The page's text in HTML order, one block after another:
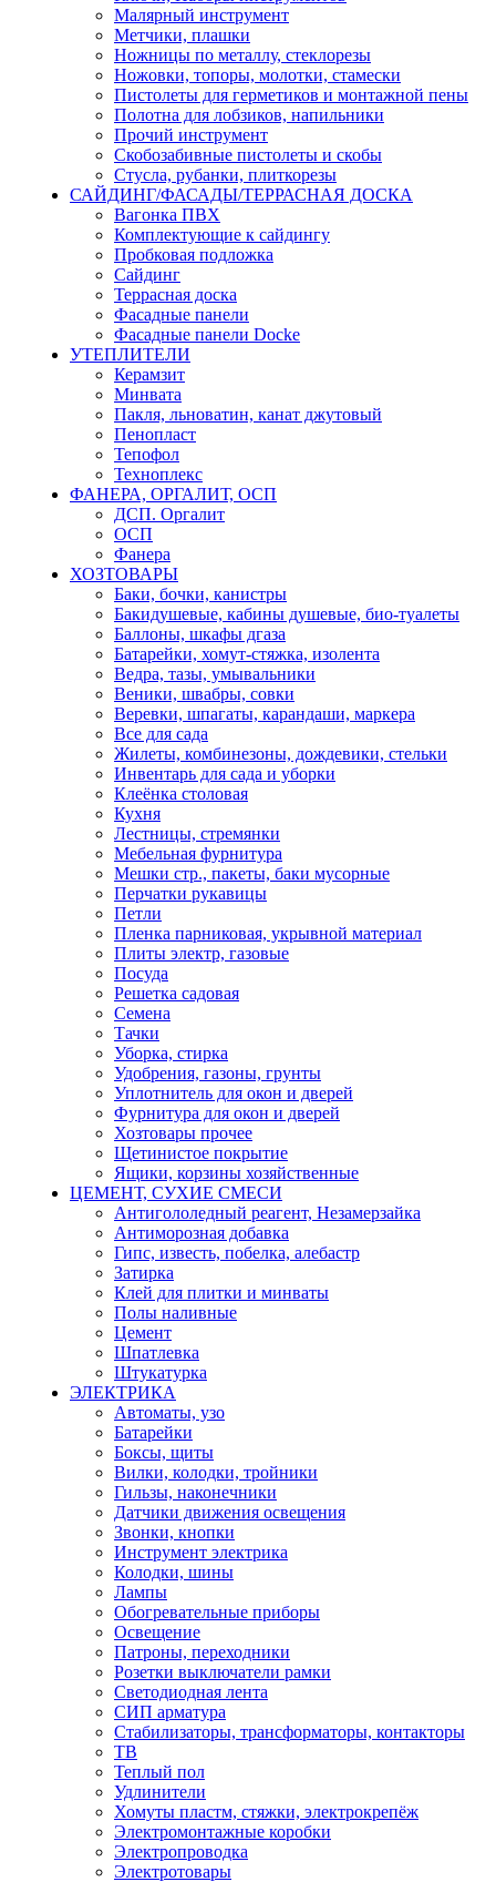
Малярный инструмент
Метчики, плашки
Ножницы по металлу, стеклорезы
Ножовки, топоры, молотки, стамески
Пистолеты для герметиков и монтажной пены
Полотна для лобзиков, напильники
Прочий инструмент
Скобозабивные пистолеты и скобы
Стусла, рубанки, плиткорезы
САЙДИНГ/ФАСАДЫ/ТЕРРАСНАЯ ДОСКА
Вагонка ПВХ
Комплектующие к сайдингу
Пробковая подложка
Сайдинг
Террасная доска
Фасадные панели
Фасадные панели Docke
УТЕПЛИТЕЛИ
Керамзит
Минвата
Пакля, льноватин, канат джутовый
Пенопласт
Тепофол
Техноплекс
ФАНЕРА, ОРГАЛИТ, ОСП
ДСП. Оргалит
ОСП
Фанера
ХОЗТОВАРЫ
Баки, бочки, канистры
Бакидушевые, кабины душевые, био-туалеты
Баллоны, шкафы дгаза
Батарейки, хомут-стяжка, изолента
Ведра, тазы, умывальники
Веники, швабры, совки
Веревки, шпагаты, карандаши, маркера
Все для сада
Жилеты, комбинезоны, дождевики, стельки
Инвентарь для сада и уборки
Клеёнка столовая
Кухня
Лестницы, стремянки
Мебельная фурнитура
Мешки стр., пакеты, баки мусорные
Перчатки рукавицы
Петли
Пленка парниковая, укрывной материал
Плиты электр, газовые
Посуда
Решетка садовая
Семена
Тачки
Уборка, стирка
Удобрения, газоны, грунты
Уплотнитель для окон и дверей
Фурнитура для окон и дверей
Хозтовары прочее
Щетинистое покрытие
Ящики, корзины хозяйственные
ЦЕМЕНТ, СУХИЕ СМЕСИ
Антигололедный реагент, Незамерзайка
Антиморозная добавка
Гипс, известь, побелка, алебастр
Затирка
Клей для плитки и минваты
Полы наливные
Цемент
Шпатлевка
Штукатурка
ЭЛЕКТРИКА
Автоматы, узо
Батарейки
Боксы, щиты
Вилки, колодки, тройники
Гильзы, наконечники
Датчики движения освещения
Звонки, кнопки
Инструмент электрика
Колодки, шины
Лампы
Обогревательные приборы
Освещение
Патроны, переходники
Розетки выключатели рамки
Светодиодная лента
СИП арматура
Стабилизаторы, трансформаторы, контакторы
ТВ
Теплый пол
Удлинители
Хомуты пластм, стяжки, электрокрепёж
Электромонтажные коробки
Электропроводка
Электротовары